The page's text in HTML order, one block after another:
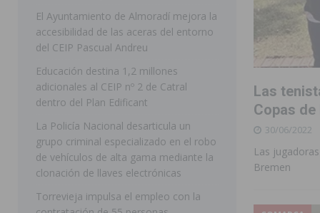
Arcángel
REDOVÁN
[ 08/08/2026 ] Benferri da comienzo a sus fiestas
FEGADO 2026 cierra con un balance
DOLORES
Los Montesinos refuerza su apoyo a
[ 07/08/2026 ]
Orihuela cumple los objetivos de
ORIHUELA
Las
Copas de
30/06/2022
Las
Bremen
El Ayuntamiento de Almoradí mejora la
accesibilidad de las aceras del entorno
del CEIP Pascual Andreu
Educación destina 1,2 millones
adicionales al CEIP nº 2 de Catral
dentro del Plan Edificant
La Policía Nacional desarticula un
grupo criminal especializado en el robo
de vehículos de alta gama mediante la
clonación de llaves electrónicas
Torrevieja impulsa el empleo con la